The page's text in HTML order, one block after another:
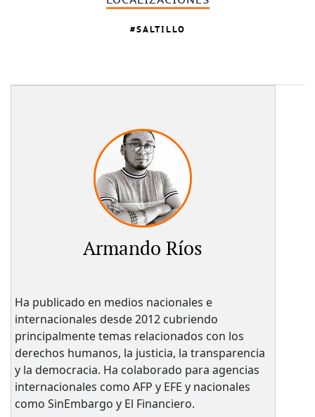
SALTILLO
Armando Ríos
Ha publicado en medios nacionales e
internacionales desde 2012 cubriendo
principalmente temas relacionados con los
derechos humanos, la justicia, la transparencia
y la democracia. Ha colaborado para agencias
internacionales como AFP y EFE y nacionales
como SinEmbargo y El Financiero.